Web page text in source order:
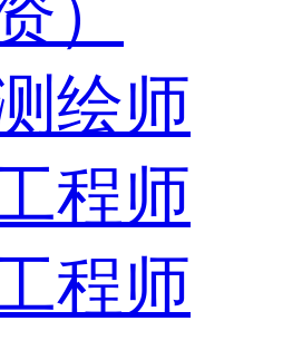
）
绘师
程师
程师